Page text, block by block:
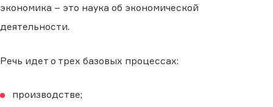
экономика – это наука об экономической
деятельности.
Речь идет о трех базовых процессах:
производстве;